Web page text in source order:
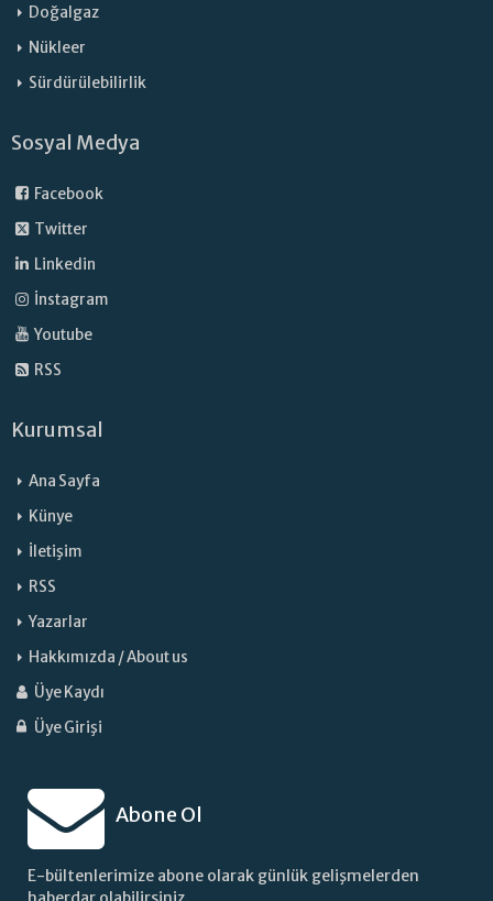
Doğalgaz
Nükleer
Sürdürülebilirlik
Sosyal Medya
Facebook
Twitter
Linkedin
İnstagram
Youtube
RSS
Kurumsal
Ana Sayfa
Künye
İletişim
RSS
Yazarlar
Hakkımızda / About us
Üye Kaydı
Üye Girişi
Abone Ol
E-bültenlerimize abone olarak günlük gelişmelerden